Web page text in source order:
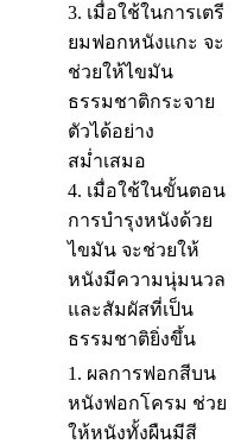
3. เมื่อใช้ในการเตรี
ยมฟอกหนังแกะ จะ
ช่วยให้ไขมัน
ธรรมชาติกระจาย
ตัวได้อย่าง
สม่ำเสมอ
4. เมื่อใช้ในขั้นตอน
การบำรุงหนังด้วย
ไขมัน จะช่วยให้
หนังมีความนุ่มนวล
และสัมผัสที่เป็น
ธรรมชาติยิ่งขึ้น
1. ผลการฟอกสีบน
หนังฟอกโครม ช่วย
ให้หนังทั้งผืนมีสี